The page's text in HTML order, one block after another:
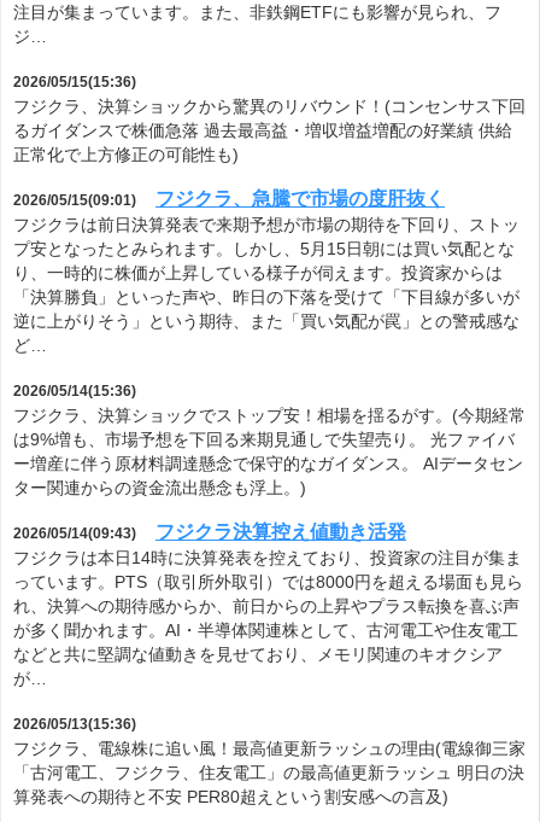
注目が集まっています。また、非鉄鋼ETFにも影響が見られ、フ
ジ…
2026/05/15(15:36)
フジクラ、決算ショックから驚異のリバウンド！(コンセンサス下回
るガイダンスで株価急落 過去最高益・増収増益増配の好業績 供給
正常化で上方修正の可能性も)
2026/05/15(09:01) フジクラ、急騰で市場の度肝抜く
フジクラは前日決算発表で来期予想が市場の期待を下回り、ストッ
プ安となったとみられます。しかし、5月15日朝には買い気配とな
り、一時的に株価が上昇している様子が伺えます。投資家からは
「決算勝負」といった声や、昨日の下落を受けて「下目線が多いが
逆に上がりそう」という期待、また「買い気配が罠」との警戒感な
ど…
2026/05/14(15:36)
フジクラ、決算ショックでストップ安！相場を揺るがす。(今期経常
は9%増も、市場予想を下回る来期見通しで失望売り。 光ファイバ
ー増産に伴う原材料調達懸念で保守的なガイダンス。 AIデータセン
ター関連からの資金流出懸念も浮上。)
2026/05/14(09:43) フジクラ決算控え値動き活発
フジクラは本日14時に決算発表を控えており、投資家の注目が集ま
っています。PTS（取引所外取引）では8000円を超える場面も見ら
れ、決算への期待感からか、前日からの上昇やプラス転換を喜ぶ声
が多く聞かれます。AI・半導体関連株として、古河電工や住友電工
などと共に堅調な値動きを見せており、メモリ関連のキオクシア
が…
2026/05/13(15:36)
フジクラ、電線株に追い風！最高値更新ラッシュの理由(電線御三家
「古河電工、フジクラ、住友電工」の最高値更新ラッシュ 明日の決
算発表への期待と不安 PER80超えという割安感への言及)